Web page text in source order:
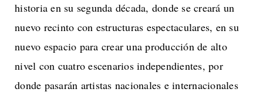
historia en su segunda década, donde se creará un
nuevo recinto con estructuras espectaculares, en su
nuevo espacio para crear una producción de alto
nivel con cuatro escenarios independientes, por
donde pasarán artistas nacionales e internacionales